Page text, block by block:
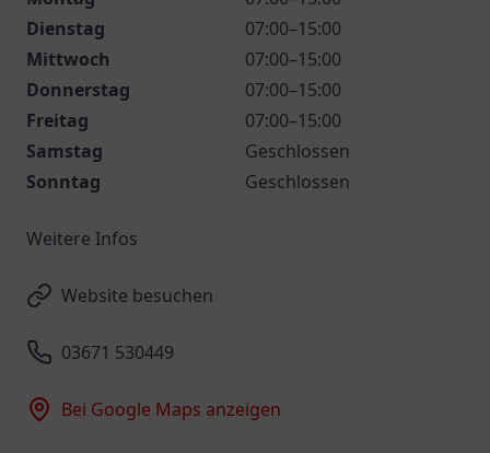
Dienstag
07:00–15:00
Mittwoch
07:00–15:00
Donnerstag
07:00–15:00
Freitag
07:00–15:00
Samstag
Geschlossen
Sonntag
Geschlossen
Weitere Infos
Website besuchen
03671 530449
Bei Google Maps anzeigen